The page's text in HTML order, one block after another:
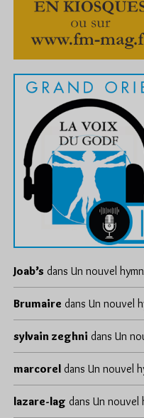
Joab’s dans Un nouvel
Brumaire dans Un nouvel
sylvain zeghni dans Un
marcorel dans Un nouvel
lazare-lag dans Un nouvel